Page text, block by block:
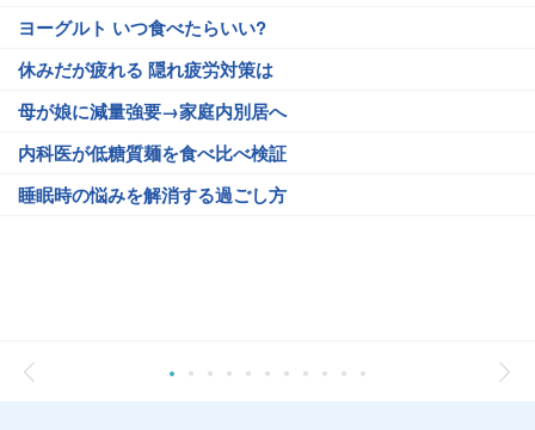
ヨーグルト いつ食べたらいい?
休みだが疲れる 隠れ疲労対策は
母が娘に減量強要→家庭内別居へ
内科医が低糖質麺を食べ比べ検証
睡眠時の悩みを解消する過ごし方